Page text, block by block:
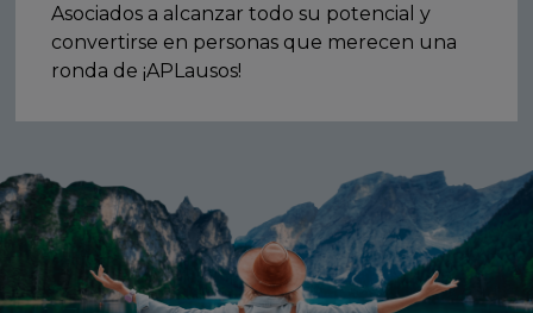
Asociados a alcanzar todo su potencial y
convertirse en personas que merecen una
ronda de ¡APLausos!